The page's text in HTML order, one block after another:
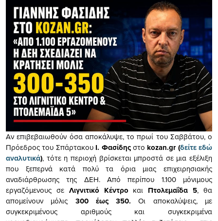
Αν επιβεβαιωθούν όσα αποκάλυψε, το πρωί του Σαββάτου, ο
Πρόεδρος του Σπάρτακου Ι. Φασίδηςστο kozan.gr (δείτε εδώ
αναλυτικά), τότε η περιοχή βρίσκεται μπροστά σε μια εξέλιξη
που ξεπερνά κατά πολύ τα όρια μιας επιχειρησιακής
αναδιάρθρωσης της ΔΕΗ. Από περίπου 1.100 μόνιμους
εργαζόμενους σε Λιγνιτικό Κέντρο και Πτολεμαΐδα 5, θα
απομείνουν μόλις 300 έως 350. Οι αποκαλύψεις, με
συγκεκριμένους αριθμούς και συγκεκριμένα